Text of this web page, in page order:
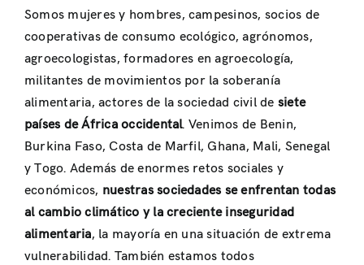
Somos mujeres y hombres, campesinos, socios de
cooperativas de consumo ecológico, agrónomos,
agroecologistas, formadores en agroecología,
militantes de movimientos por la soberanía
alimentaria, actores de la sociedad civil de siete
países de África occidental. Venimos de Benin,
Burkina Faso, Costa de Marfil, Ghana, Mali, Senegal
y Togo. Además de enormes retos sociales y
económicos, nuestras sociedades se enfrentan todas
al cambio climático y la creciente inseguridad
alimentaria, la mayoría en una situación de extrema
vulnerabilidad. También estamos todos